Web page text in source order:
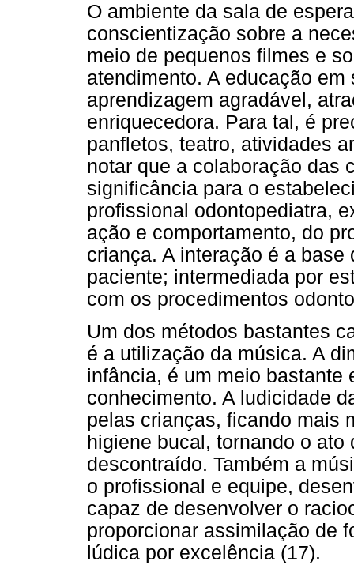
O ambiente da sala de
conscientização sobre a
meio de pequenos filmes e
atendimento. A educação
aprendizagem agradável,
enriquecedora. Para tal, é
panfletos, teatro, atividades
notar que a colaboração das
significância para o
profissional odontopediatra,
ação e comportamento, do
criança. A interação é a
paciente; intermediada por
com os procedimentos
Um dos métodos bastantes
é a utilização da música. A
infância, é um meio bastante
conhecimento. A ludicidade
pelas crianças, ficando mais
higiene bucal, tornando o
descontraído. Também a
o profissional e equipe,
capaz de desenvolver o
proporcionar assimilação de
lúdica por excelência (17).